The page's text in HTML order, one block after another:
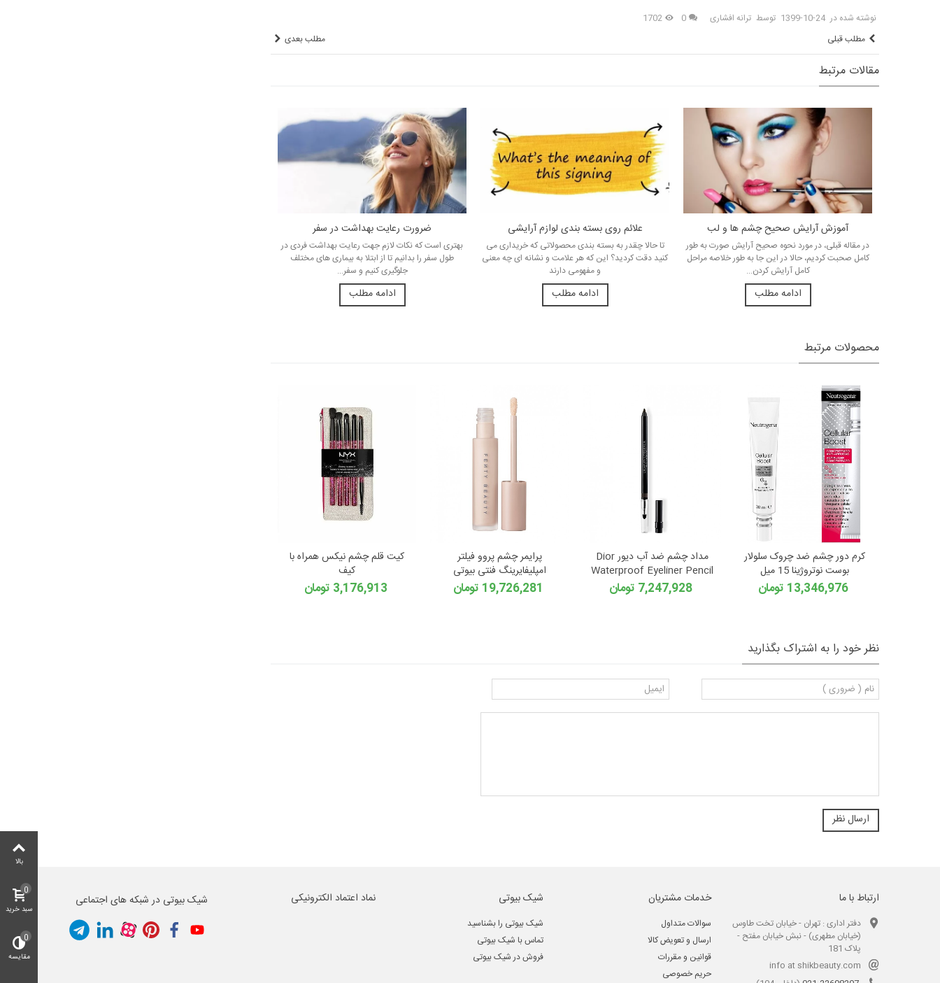
نوشته شده در 1399-10-24 توسط ترانه افشاری 0
1702
مطلب قبلی
مطلب بعدی
مقالات مرتبط
ضرورت رعایت بهداشت در سفر
بهتری است که نکات لازم جهت رعایت بهداشت فردی در
طول سفر را بدانیم تا از ابتلا به بیماری های مختلف
جلوگیری کنیم و سفر...
ادامه مطلب
علائم روی بسته بندی لوازم آرایشی
تا حالا چقدر به بسته بندی محصولاتی که خریداری می
کنید دقت کردید؟ این که هر علامت و نشانه ای چه معنی
و مفهومی دارند
ادامه مطلب
آموزش آرایش صحیح چشم ها و لب
در مقاله قبلی، در مورد نحوه صحیح آرایش صورت به طور
کامل صحبت کردیم، حالا در این جا به طور خلاصه مراحل
کامل آرایش کردن...
ادامه مطلب
محصولات مرتبط
کیت قلم چشم نیکس همراه با
کیف
3,176,913 تومان
پرایمر چشم پروو فیلتر
امپلیفایرینگ فنتی بیوتی
19,726,281 تومان
مداد چشم ضد آب دیور Dior
Waterproof Eyeliner Pencil
7,247,928 تومان
کرم دور چشم ضد چروک سلولار
بوست نوتروژینا 15 میل
13,346,976 تومان
نظر خود را به اشتراک بگذارید
ارتباط با ما
دفتر اداری : تهران - خیابان تخت طاوس
(خیابان مطهری) - نبش خیابان مفتح -
پلاک 181
info at shikbeauty.com
خدمات مشتریان
سوالات متداول
ارسال و تعویض کالا
قوانین و مقررات
حریم خصوصی
شیک بیوتی
شیک بیوتی را بشناسید
تماس با شیک بیوتی
فروش در شیک بیوتی
نماد اعتماد الکترونیکی شیک بیوتی در شبکه های اجتماعی
بالا
سبد خرید
0
مقایسه
0